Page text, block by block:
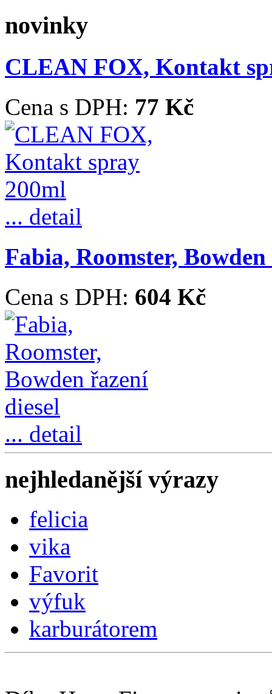
novinky
CLEAN FOX, Kontakt
Cena s DPH: 77 Kč
... detail
Fabia, Roomster,
Cena s DPH: 604 Kč
... detail
nejhledanější výrazy
felicia
vika
Favorit
výfuk
karburátorem